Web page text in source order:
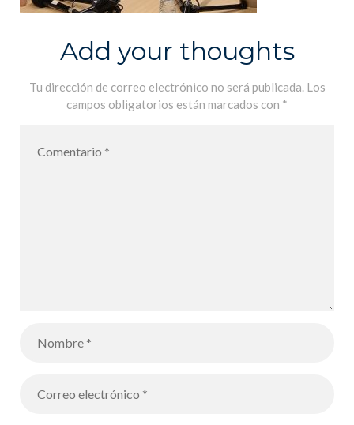
Add your thoughts
Tu dirección de correo electrónico no será publicada. Los
campos obligatorios están marcados con *